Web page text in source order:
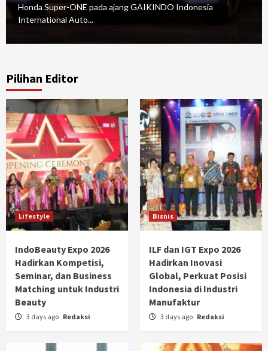
Honda Super-ONE pada ajang GAIKINDO Indonesia
International Auto...
Pilihan Editor
Lifestyle
IndoBeauty Expo 2026
Hadirkan Kompetisi,
Seminar, dan Business
Matching untuk Industri
Beauty
3 days ago Redaksi
Bisnis
ILF dan IGT Expo 2026
Hadirkan Inovasi
Global, Perkuat Posisi
Indonesia di Industri
Manufaktur
3 days ago Redaksi